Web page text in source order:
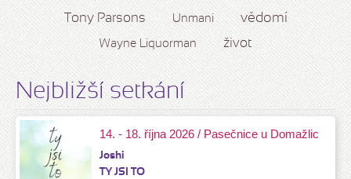
Tony Parsons Unmani vědomí
Wayne Liquorman život
Nejbližší setkání
14. - 18. října 2026 / Pasečnice u Domažlic
Joshi
TY JSI TO